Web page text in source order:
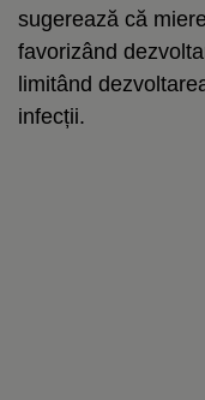
sugerează că
favorizând
limitând
infecții.